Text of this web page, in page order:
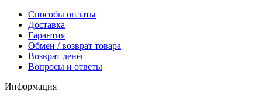
Способы оплаты
Доставка
Гарантия
Обмен / возврат товара
Возврат денег
Вопросы и ответы
Информация